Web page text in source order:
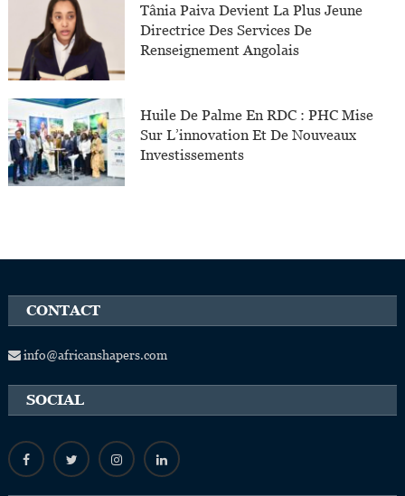
Tânia Paiva Devient La Plus Jeune
Directrice Des Services De
Renseignement Angolais
Huile De Palme En RDC : PHC Mise
Sur L’innovation Et De Nouveaux
Investissements
CONTACT
info@africanshapers.com
SOCIAL